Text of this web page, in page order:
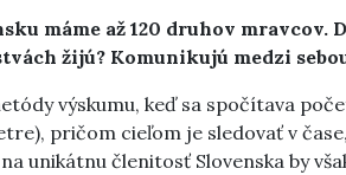
máme až 120 druhov
žijú? Komunikujú medzi
výskumu, keď sa spočítava
pričom cieľom je sledovať v
unikátnu členitosť Slovenska by